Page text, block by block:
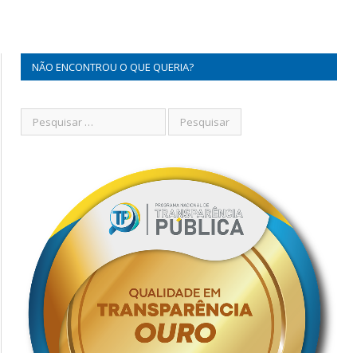
NÃO ENCONTROU O QUE QUERIA?